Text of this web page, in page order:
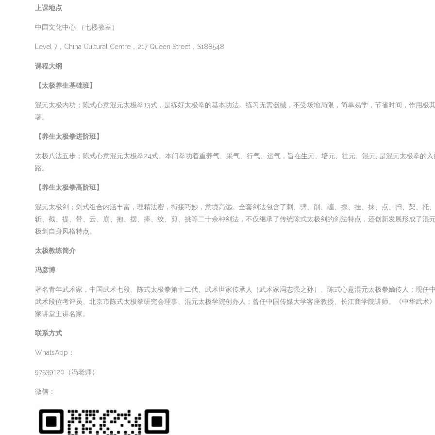
上课地点
中国文化中心 （七楼教室）
Level 7，China Cultural Centre，217 Queen Street，S188548
课程大纲
【太极养生基础班】
混元太极内功；陈式心意混元太极拳13式，是练好太极拳的基本功法。练习无需器械，不受场地局限，简单易学，节省时间，作用极
著。
【养生太极拳进阶班】
太极八法五步；陈式心意混元太极拳24式。本门拳功着重养气、采气、行气、运气，旨在生元、培元、壮元、混元, 是混元太极拳的入
路。
【养生太极拳高阶班】
混元太极剑；剑式组合内涵丰富，理精法密，衔接巧妙，意境高远。全套剑法包含了刺、劈、削、缠、撩、挂、抹、点、扫、架、托、
斩、截、提、带、云、崩、抱、摆、捧、绞、剪、挑等二十余种剑法，不仅继承了传统陈式太极剑的剑法特点，还创新发展形成了混
极剑自身风格特点。
太极教练简介
冯彦博
著名青年武术家，中国武术七段、陈式太极拳第十二代、武术世家传承人（武术家冯志强之孙）、陈式心意混元太极拳嫡传人；现任
武术段位考评员、北京市陈式太极拳研究会理事、混元太极学院创办人；曾任中国传媒大学客座教授、长江商学院讲师。《中华武术
家讲堂主讲名家。
联系方式
WhatsApp：
97539120（冯老师）
微信：